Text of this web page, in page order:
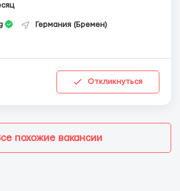
Германия (Бремен)
Откликнуться
похожие вакансии